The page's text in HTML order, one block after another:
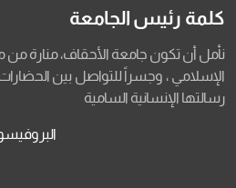
كلمة رئيس الجامعة
نأمل أن تكون جامعة الأحقاف، منارة من
الإسلامي ، وجسراً للتواصل بين
رسالتها الإنسانية السامية